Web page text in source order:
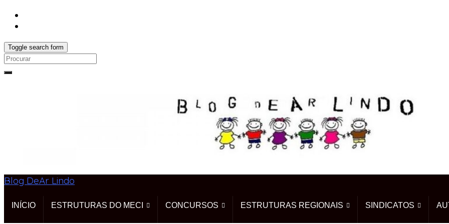
Toggle search form
Search
Blog DeAr Lindo
INÍCIO ESTRUTURAS DO MECI CONCURSOS ESTRUTURAS REGIONAIS SINDICATOS